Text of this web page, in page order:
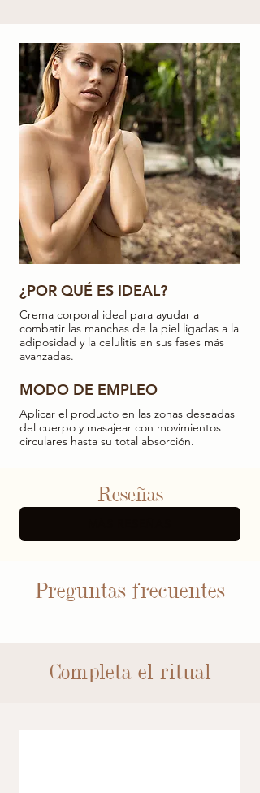
¿POR QUÉ ES IDEAL?
Crema corporal ideal para ayudar a
combatir las manchas de la piel ligadas a la
adiposidad y la celulitis en sus fases más
avanzadas.
MODO DE EMPLEO
Aplicar el producto en las zonas deseadas
del cuerpo y masajear con movimientos
circulares hasta su total absorción.
Reseñas
Preguntas frecuentes
Completa el ritual